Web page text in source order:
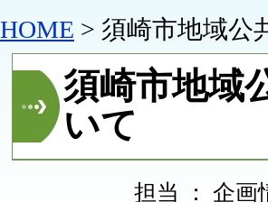
HOME > 須崎市地域公
須崎市地域
いて
担当 ： 企画